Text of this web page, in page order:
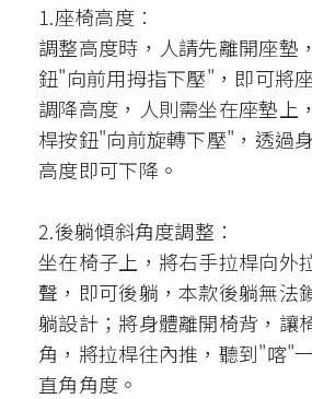
1.座椅高度︰
調整高度時，人請先離開座墊
鈕"向前用拇指下壓"，即可將
調降高度，人則需坐在座墊上
桿按鈕"向前旋轉下壓"，透過
高度即可下降。
2.後躺傾斜角度調整：
坐在椅子上，將右手拉桿向外
聲，即可後躺，本款後躺無法
躺設計；將身體離開椅背，讓
角，將拉桿往內推，聽到"喀"
直角角度。